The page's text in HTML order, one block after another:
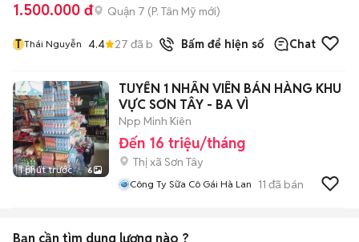
1.500.000 đ Quận 7 (P. Tân Mỹ mới)
T Thái Nguyễn 4.4 27 đã bán Bấm để hiện số Chat
1 phút trước 6
TUYỂN 1 NHÂN VIÊN BÁN HÀNG KHU
VỰC SƠN TÂY - BA VÌ
Npp Minh Kiên
Đến 16 triệu/tháng
Thị xã Sơn Tây
Công Ty Sữa Cô Gái Hà Lan 11 đã bán
Bạn cần tìm dung lượng nào ?